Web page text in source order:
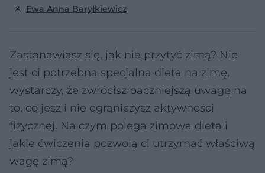
Ewa Anna Baryłkiewicz
Zastanawiasz się, jak nie przytyć zimą? Nie
jest ci potrzebna specjalna dieta na zimę,
wystarczy, że zwrócisz baczniejszą uwagę na
to, co jesz i nie ograniczysz aktywności
fizycznej. Na czym polega zimowa dieta i
jakie ćwiczenia pozwolą ci utrzymać właściwą
wagę zimą?